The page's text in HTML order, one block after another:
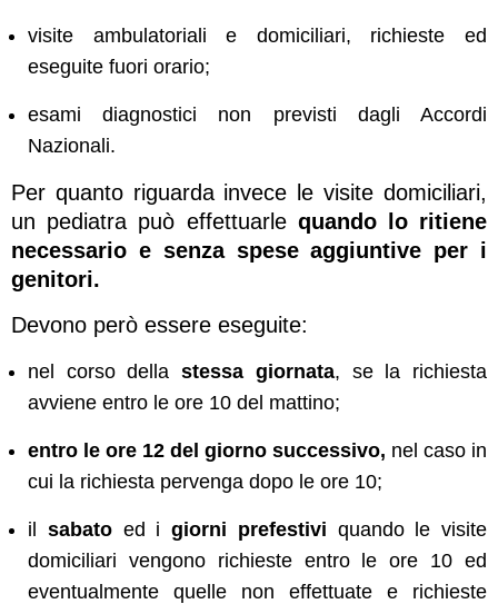
visite ambulatoriali e domiciliari, richieste ed
eseguite fuori orario;
esami diagnostici non previsti dagli Accordi
Nazionali.
Per quanto riguarda invece le visite domiciliari,
un pediatra può effettuarle quando lo ritiene
necessario e senza spese aggiuntive per i
genitori.
Devono però essere eseguite:
nel corso dellastessa giornata, se la richiesta
avviene entro le ore 10 del mattino;
entro le ore 12 del giorno successivo, nel caso in
cui la richiesta pervenga dopo le ore 10;
il sabato ed i giorni prefestivi quando le visite
domiciliari vengono richieste entro le ore 10 ed
eventualmente quelle non effettuate e richieste